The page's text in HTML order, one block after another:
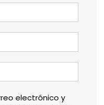
electrónico y